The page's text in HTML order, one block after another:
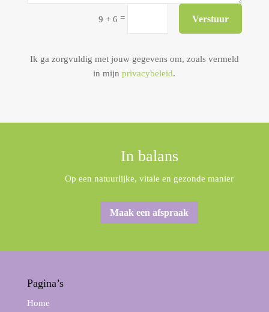
9 + 6 = Verstuur
Ik ga zorgvuldig met jouw gegevens om, zoals vermeld
in mijnprivacybeleid.
In balans
Op een natuurlijke, vitale en gezonde manier
Maak een afspraak
Pagina’s
Home